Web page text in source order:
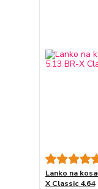
Lanko na
X Classic 4.64